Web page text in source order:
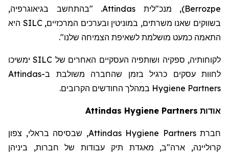
Berrozpe
), מנכ"לית Attindas. "בהתחשב בגיאוגרפיה,
בשווקים שאנו משרתים, במוניטין ובערכים המרכזיים,SILC היא
התאמה כמעט מושלמת לשאיפת הצמיחה שלנו".
לקוחותיה, ספקיה ושותפיה העסקיים האחרים של SILCימשיכו
לחוות עסקים כרגיל בזמן שהחברה משולבת ב-Attindas
Hygiene Partners במהלך החודשים הקרובים.
אודות Attindas Hygiene Partners
חברתAttindas Hygiene Partners, שבסיסה בראלי, צפון
קרוליינה, ארה"ב, מאגדת תיק עבודות של חברות, ביניהן